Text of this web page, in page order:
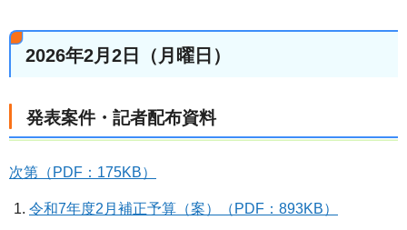
2026年2月2日（月曜日）
発表案件・記者配布資料
次第（PDF：175KB）
令和7年度2月補正予算（案）（PDF：893KB）